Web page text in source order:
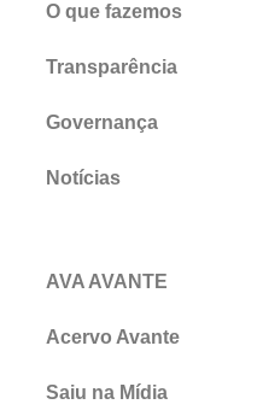
O que fazemos
Transparência
Governança
Notícias
AVA AVANTE
Acervo Avante
Saiu na Mídia